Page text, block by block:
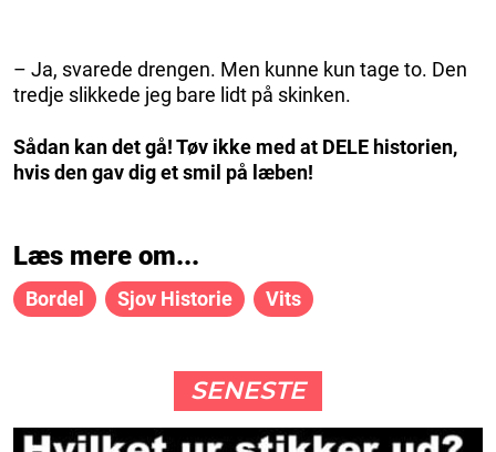
– Ja, svarede drengen. Men kunne kun tage to. Den
tredje slikkede jeg bare lidt på skinken.
Sådan kan det gå! Tøv ikke med at DELE historien,
hvis den gav dig et smil på læben!
Læs mere om...
Bordel Sjov Historie Vits
SENESTE